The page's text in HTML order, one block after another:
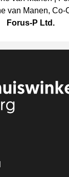
van Manen, Co-
Forus-P Ltd.